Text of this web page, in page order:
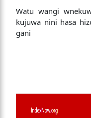
Watu wangi
kujuwa nini hasa
gani